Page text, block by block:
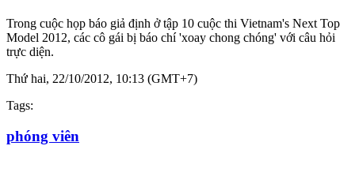
Trong cuộc họp báo giả định ở tập 10 cuộc thi Vietnam's Next Top
Model 2012, các cô gái bị báo chí 'xoay chong chóng' với câu hỏi
trực diện.
Thứ hai, 22/10/2012, 10:13 (GMT+7)
Tags:
phóng viên